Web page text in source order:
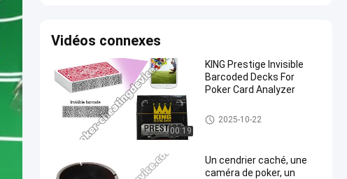
Vidéos connexes
00:19
KING Prestige Invisible
Barcoded Decks For
Poker Card Analyzer
Cartes à jouer marquées par u
n code-barres
2025-10-22
Un cendrier caché, une
caméra de poker, un